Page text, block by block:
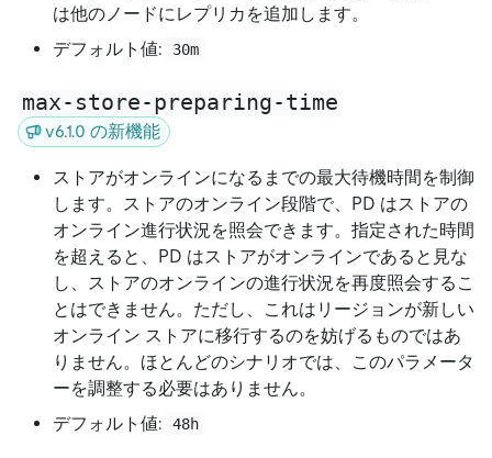
は他のノードにレプリカを追加します。
デフォルト値:
30m
max-store-preparing-time
v6.1.0 の新機能
ストアがオンラインになるまでの最大待機時間を制御
します。ストアのオンライン段階で、PD はストアの
オンライン進行状況を照会できます。指定された時間
を超えると、PD はストアがオンラインであると見な
し、ストアのオンラインの進行状況を再度照会するこ
とはできません。ただし、これはリージョンが新しい
オンライン ストアに移行するのを妨げるものではあ
りません。ほとんどのシナリオでは、このパラメータ
ーを調整する必要はありません。
デフォルト値:
48h